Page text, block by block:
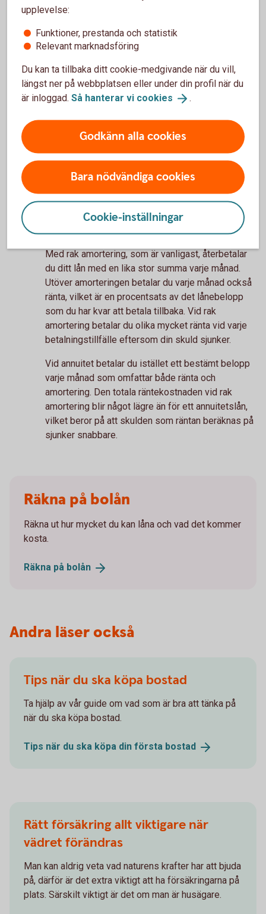
Ett lån måste förr eller senare betalas tillbaka. Om
hur mycket du lånar i förhållande till vad bostaden
är värd och din inkomst.
• Bolån över 50 procent till och med 70 procent av
bostadens värde ska amorteras med minst 1
procent per år.
Två olika typer av
återbetalning; rak
amortering och annuitet
Med rak amortering, som är vanligast, återbetalar
du ditt lån med en lika stor summa varje månad.
Utöver amorteringen betalar du varje månad också
ränta, vilket är en procentsats av det lånebelopp
som du har kvar att betala tillbaka. Vid rak
amortering betalar du olika mycket ränta vid varje
betalningstillfälle eftersom din skuld sjunker.
Vid annuitet betalar du istället ett bestämt belopp
varje månad som omfattar både ränta och
amortering. Den totala räntekostnaden vid rak
amortering blir något lägre än för ett annuitetslån,
vilket beror på att skulden som räntan beräknas på
sjunker snabbare.
Räkna på bolån
Räkna ut hur mycket du kan låna och vad det kommer
kosta.
Räkna på bolån
Andra läser också
Tips när du ska köpa bostad
Ta hjälp av vår guide om vad som är bra att tänka på
när du ska köpa bostad.
Tips när du ska köpa din första bostad
Rätt försäkring allt viktigare när
vädret förändras
Man kan aldrig veta vad naturens krafter har att bjuda
på, därför är det extra viktigt att ha försäkringarna på
plats. Särskilt viktigt är det om man är husägare.
upplevelse:
Funktioner, prestanda och statistik
Relevant marknadsföring
Du kan ta tillbaka ditt cookie-medgivande när du vill,
längst ner på webbplatsen eller under din profil när du
är inloggad. Så hanterar vi cookies .
Godkänn alla cookies
Bara nödvändiga cookies
Cookie-inställningar